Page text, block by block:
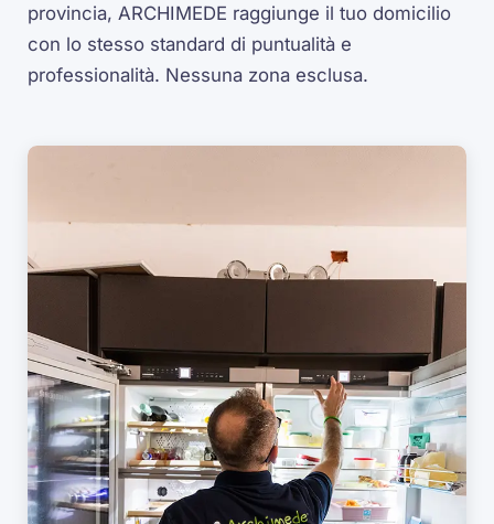
provincia, ARCHIMEDE raggiunge il tuo domicilio
con lo stesso standard di puntualità e
professionalità. Nessuna zona esclusa.